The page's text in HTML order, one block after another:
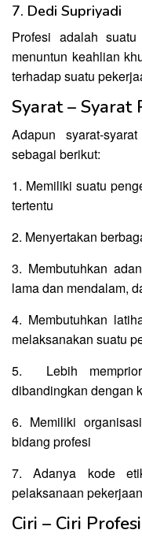
7. Dedi Supriyadi
Profesi adalah
menuntun keahlian
terhadap suatu
Syarat – Syarat
Adapun syarat-
sebagai berikut:
1. Memiliki suatu
tertentu
2. Menyertakan
3. Membutuhkan
lama dan mendalam,
4. Membutuhkan
melaksanakan suatu
5. Lebih
dibandingkan dengan
6. Memiliki
bidang profesi
7. Adanya kode
pelaksanaan
Ciri – Ciri Profesi